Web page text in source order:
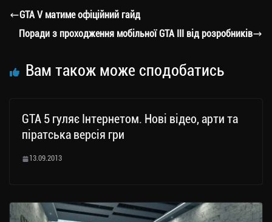
a
m
er ok Li
nk ти
GTA V матиме офіційний гайд
Поради з проходження мобільної GTA III від розробників
Вам також може сподобатись
GTA 5 гуляє Інтернетом. Нові відео, арти та
піратська версія гри
13.09.2013